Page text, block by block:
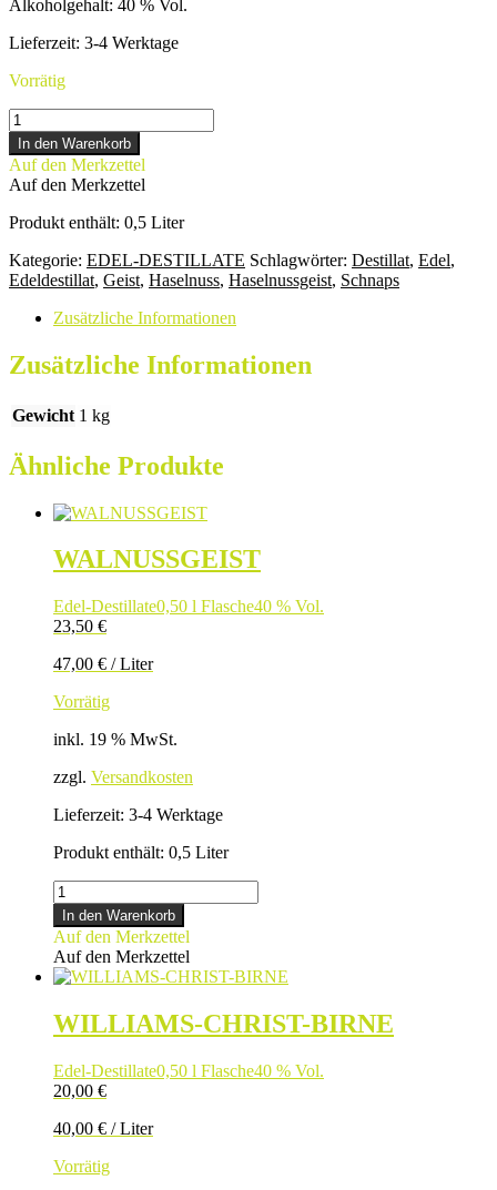
Alkoholgehalt: 40 % Vol.
Lieferzeit: 3-4 Werktage
Vorrätig
HASELNUSSGEIST
Menge
In den Warenkorb
Auf den Merkzettel
Auf den Merkzettel
Produkt enthält: 0,5 Liter
Kategorie: EDEL-DESTILLATE Schlagwörter: Destillat, Edel,
Edeldestillat, Geist, Haselnuss, Haselnussgeist, Schnaps
Zusätzliche Informationen
Zusätzliche Informationen
Gewicht 1 kg
Ähnliche Produkte
WALNUSSGEIST
Edel-Destillate0,50 l Flasche40 % Vol.
23,50 €
47,00 € /Liter
Vorrätig
inkl. 19 % MwSt.
zzgl. Versandkosten
Lieferzeit: 3-4 Werktage
Produkt enthält: 0,5 Liter
WALNUSSGEIST
Menge
In den Warenkorb
Auf den Merkzettel
Auf den Merkzettel
WILLIAMS-CHRIST-BIRNE
Edel-Destillate0,50 l Flasche40 % Vol.
20,00 €
40,00 € /Liter
Vorrätig